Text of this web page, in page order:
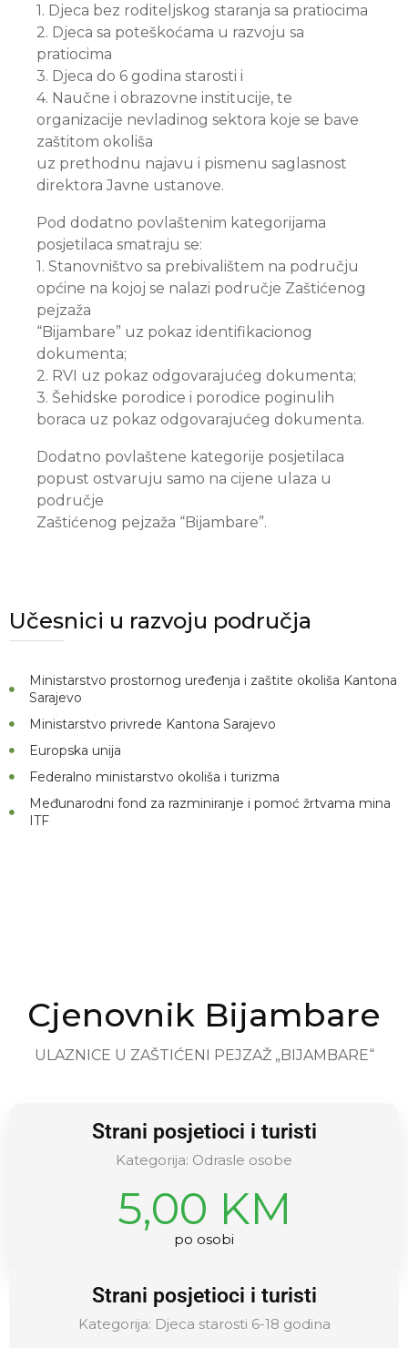
1. Djeca bez roditeljskog staranja sa pratiocima
2. Djeca sa poteškoćama u razvoju sa
pratiocima
3. Djeca do 6 godina starosti i
4. Naučne i obrazovne institucije, te
organizacije nevladinog sektora koje se bave
zaštitom okoliša
uz prethodnu najavu i pismenu saglasnost
direktora Javne ustanove.
Pod dodatno povlaštenim kategorijama
posjetilaca smatraju se:
1. Stanovništvo sa prebivalištem na području
općine na kojoj se nalazi područje Zaštićenog
pejzaža
“Bijambare” uz pokaz identifikacionog
dokumenta;
2. RVI uz pokaz odgovarajućeg dokumenta;
3. Šehidske porodice i porodice poginulih
boraca uz pokaz odgovarajućeg dokumenta.
Dodatno povlaštene kategorije posjetilaca
popust ostvaruju samo na cijene ulaza u
područje
Zaštićenog pejzaža “Bijambare”.
Učesnici u razvoju područja
Ministarstvo prostornog uređenja i zaštite okoliša Kantona
Sarajevo
Ministarstvo privrede Kantona Sarajevo
Europska unija
Federalno ministarstvo okoliša i turizma
Međunarodni fond za razminiranje i pomoć žrtvama mina
ITF
Cjenovnik Bijambare
ULAZNICE U ZAŠTIĆENI PEJZAŽ „BIJAMBARE“
Strani posjetioci i turisti
Kategorija: Odrasle osobe
5,00 KM
po osobi
Strani posjetioci i turisti
Kategorija: Djeca starosti 6-18 godina